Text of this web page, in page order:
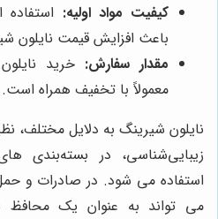
کیفیت مواد اولیه: استفاده
باعث افزایش قیمت نایلون
مقدار سفارش: خرید
معمولاً با تخفیف همراه است.
نایلون شیرینگ به دلایل مختلف،
زیبایی‌شناسی، در بسته‌بندی
استفاده می شود. در صادرات و
می تواند به عنوان یک محافظ